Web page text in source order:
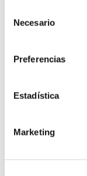
Necesario
Preferencias
Estadística
Marketing